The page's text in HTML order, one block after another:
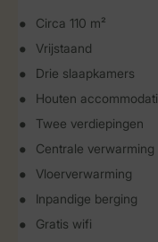
Circa 110 m²
Vrijstaand
Drie slaapkamers
Houten
Twee verdiepingen
Centrale verwarming
Vloerverwarming
Inpandige berging
Gratis wifi